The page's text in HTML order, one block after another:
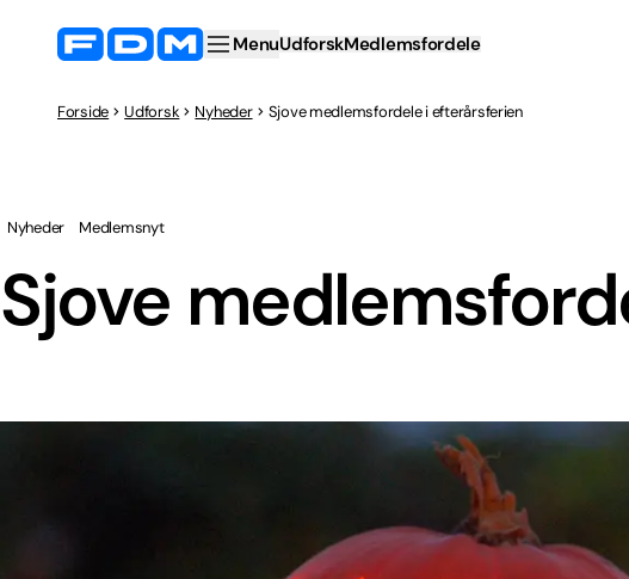
MenuUdforskMedlemsfordele
Forside Udforsk Nyheder Sjove medlemsfordele i efterårsferien
Sjove
Nyheder Medlemsnyt